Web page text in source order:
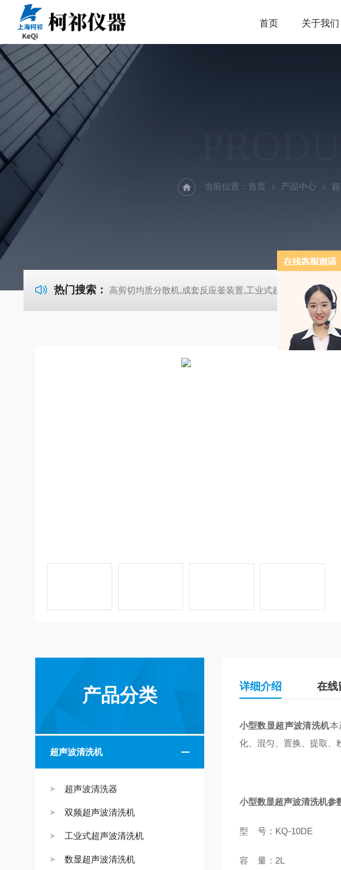
首页 关于我们
当前位置： 首页 产品中心
热门搜索： 高剪切均质分散机,成套反应釜装置,工业式超声波清洗机-722紫外可见分光光度计 高剪切均质分散机,成套反应釜装置,工业式超声波清洗机-722紫外可见分光光度计 高剪切均质分散机,成套反应釜装置,工业式超声波清洗机-722紫外可见分光光度计 高剪切均质分散机,成套反应釜装置,工业式超声波清洗机-722紫外可见分光光度计 高剪切均质分散机,成套反应釜装置,工业式超声波清洗机-722紫外可见分光光度计 高剪切均质分散机,成套反应釜装置,工业式超声波清洗机-722紫外可见分光光度计 高剪切均质分散机,成套反应釜装置,工业式超声波清洗机-722紫外可见分光光度计 高剪切均质分散机,成套反应釜装置,工业式超声波清洗机-722紫外可见分光光度计 高剪切均质分散机,成套反应釜装置,工业式超声波清洗机-722紫外可见分光光度计 高剪切均质分散机,成套反应釜装置,工业式超声波清洗机-722紫外可见分光光度计
产品分类
超声波清洗机
超声波清洗器
双频超声波清洗机
工业式超声波清洗机
数显超声波清洗机
详细介绍 在线
小型数显超声波清洗机本
化、混匀、置换、提取、
小型数显超声波清洗机参
型 号：KQ-10DE
容 量：2L